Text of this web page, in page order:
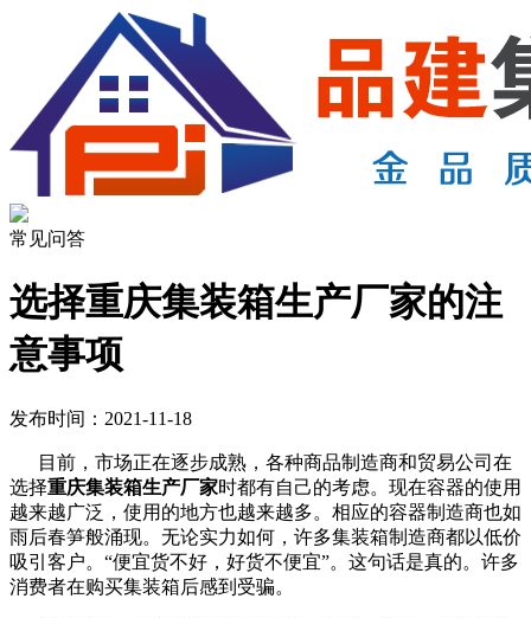
常见问答
选择重庆集装箱生产厂家的注
意事项
发布时间：2021-11-18
目前，市场正在逐步成熟，各种商品制造商和贸易公司在
选择重庆集装箱生产厂家时都有自己的考虑。现在容器的使用
越来越广泛，使用的地方也越来越多。相应的容器制造商也如
雨后春笋般涌现。无论实力如何，许多集装箱制造商都以低价
吸引客户。“便宜货不好，好货不便宜”。这句话是真的。许多
消费者在购买集装箱后感到受骗。